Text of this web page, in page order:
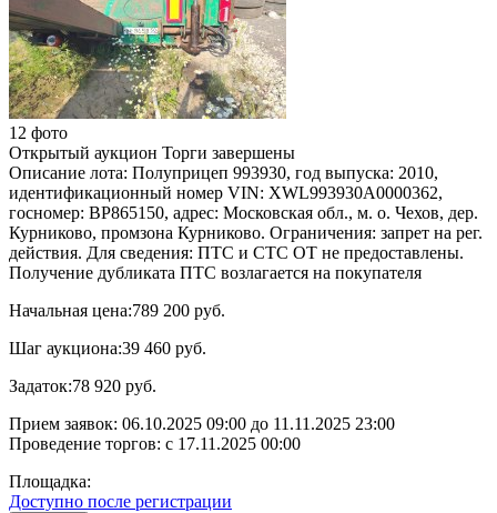
12 фото
Открытый аукцион Торги завершены
Описание лота: Полуприцеп 993930, год выпуска: 2010,
идентификационный номер VIN: ХWL993930А0000362,
госномер: ВР865150, адрес: Московская обл., м. о. Чехов, дер.
Курниково, промзона Курниково. Ограничения: запрет на рег.
действия. Для сведения: ПТС и СТС ОТ не предоставлены.
Получение дубликата ПТС возлагается на покупателя
Начальная цена:789 200 руб.
Шаг аукциона:39 460 руб.
Задаток:78 920 руб.
Прием заявок: 06.10.2025 09:00 до 11.11.2025 23:00
Проведение торгов: с 17.11.2025 00:00
Площадка:
Доступно после регистрации